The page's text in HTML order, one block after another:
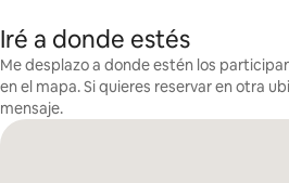
Iré a donde estés
Me desplazo a donde estén los
en el mapa. Si quieres reservar en otra
mensaje.